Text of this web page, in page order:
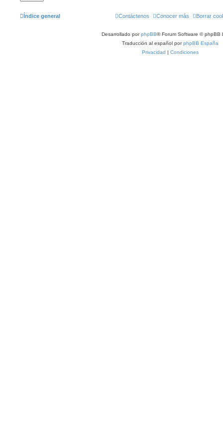
Índice general Borrar
Conocer más
Contáctenos
Desarrollado porphpBB® Forum Software © phpBB
Traducción al español porphpBB España
Privacidad | Condiciones